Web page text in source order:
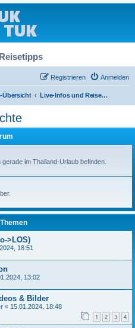
Anmelden
Registrieren
Übersicht Live-Infos und Reiseberichte
im Thailand-Urlaub befinden.
>LOS)
18:51
13:02
& Bilder
« 15.01.2024, 18:48
1 2 3 4